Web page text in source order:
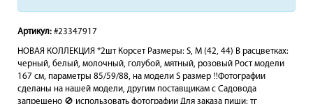
Артикул: #23347917
НОВАЯ КОЛЛЕКЦИЯ *2шт Корсет Размеры: S, M (42, 44) В расцветках:
черный, белый, молочный, голубой, мятный, розовый Рост модели
167 см, параметры 85/59/88, на модели S размер ‼️Фотографии
сделаны на нашей модели, другим поставщикам с Садовода
запрещено 🚫 использовать фотографии Для заказа пиши: тг